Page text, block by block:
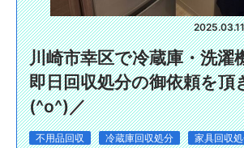
川崎市幸区で冷蔵庫・洗濯
即日回収処分の御依頼を頂
(^o^)／
不用品回収 冷蔵庫回収処分
家具回収